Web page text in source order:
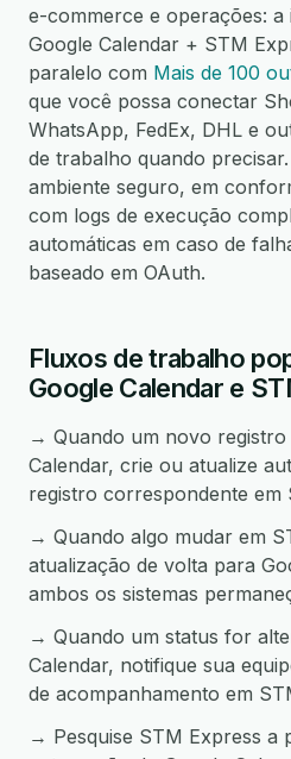
e-commerce e operações: a
Google Calendar + STM
paralelo com Mais de 100
que você possa conectar
WhatsApp, FedEx, DHL e
de trabalho quando
ambiente seguro, em
com logs de execução
automáticas em caso de
baseado em OAuth.
Fluxos de trabalho
Google Calendar e
→ Quando um novo
Calendar, crie ou atualize
registro correspondente em
→ Quando algo mudar em
atualização de volta para
ambos os sistemas
→ Quando um status for
Calendar, notifique sua
de acompanhamento em
→ Pesquise STM Express a